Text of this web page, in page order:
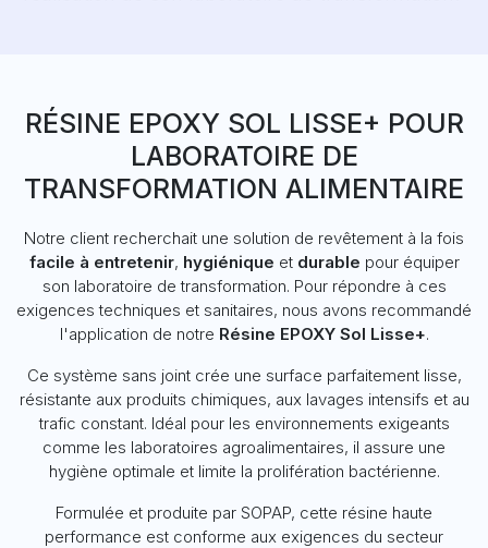
RÉSINE EPOXY SOL LISSE+ POUR
LABORATOIRE DE
TRANSFORMATION ALIMENTAIRE
Notre client recherchait une solution de revêtement à la fois
facile à entretenir, hygiénique et durable pour équiper
son laboratoire de transformation. Pour répondre à ces
exigences techniques et sanitaires, nous avons recommandé
l'application de notre Résine EPOXY Sol Lisse+.
Ce système sans joint crée une surface parfaitement lisse,
résistante aux produits chimiques, aux lavages intensifs et au
trafic constant. Idéal pour les environnements exigeants
comme les laboratoires agroalimentaires, il assure une
hygiène optimale et limite la prolifération bactérienne.
Formulée et produite par SOPAP, cette résine haute
performance est conforme aux exigences du secteur